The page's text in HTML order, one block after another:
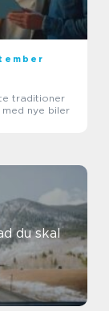
traditioner
nye biler
du skal